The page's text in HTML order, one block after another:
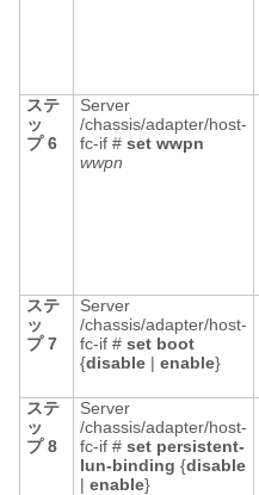
ステ
ッ
プ 6
Server
/chassis/adapter/host-
fc-if # set wwpn
wwpn
ステ
ッ
プ 7
Server
/chassis/adapter/host-
fc-if # set boot
{disable | enable}
ステ
ッ
プ 8
Server
/chassis/adapter/host-
fc-if # set persistent-
lun-binding {disable
| enable}